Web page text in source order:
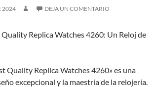
2024 DEJA UN COMENTARIO
Replica Watches 4260: Un Reloj de
Quality Replica Watches 4260» es una
excepcional y la maestría de la relojería.